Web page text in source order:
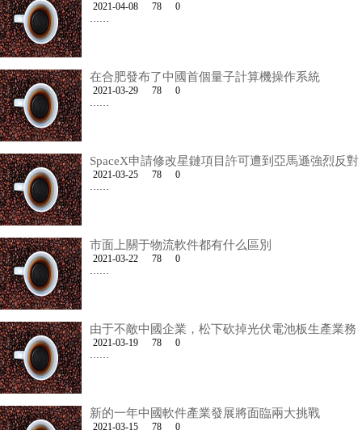
2021-04-08 78
0
……
在合肥發布了中國首個量子計算機操作系統
2021-03-29 78
0
……
SpaceX申請修改星鏈項目許可遭到亞馬遜強烈反對
2021-03-25 78
0
……
市面上關于物流軟件都有什么區別
2021-03-22 78
0
……
由于不敵中國企業，松下砍掉光伏電池板生產業務
2021-03-19 78
0
……
新的一年中國軟件產業發展將面臨兩大挑戰
2021-03-15 78
0